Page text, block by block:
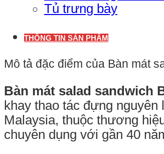
Tủ trưng bày
THÔNG TIN SẢN PHẨM
Mô tả đặc điểm của Bàn mát
Bàn mát salad sandwich
khay thao tác đựng
Malaysia, thuộc thương
chuyên dụng với gần 40